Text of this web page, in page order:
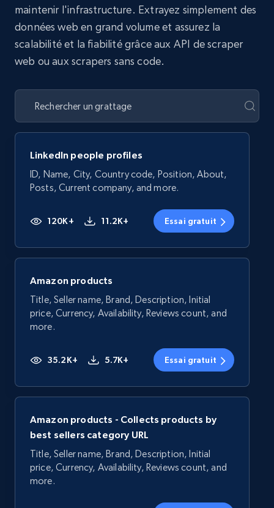
maintenir l'infrastructure. Extrayez simplement des
données web en grand volume et assurez la
scalabilité et la fiabilité grâce aux API de scraper
web ou aux scrapers sans code.
LinkedIn people profiles
ID, Name, City, Country code, Position, About,
Posts, Current company, and more.
120K+ 11.2K+ Essai gratuit
Amazon products
Title, Seller name, Brand, Description, Initial
price, Currency, Availability, Reviews count, and
more.
35.2K+ 5.7K+ Essai gratuit
Amazon products - Collects products by
best sellers category URL
Title, Seller name, Brand, Description, Initial
price, Currency, Availability, Reviews count, and
more.